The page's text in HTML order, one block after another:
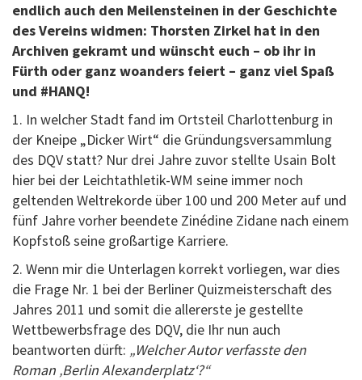
endlich auch den Meilensteinen in der Geschichte
des Vereins widmen: Thorsten Zirkel hat in den
Archiven gekramt und wünscht euch – ob ihr in
Fürth oder ganz woanders feiert – ganz viel Spaß
und #HANQ!
1. In welcher Stadt fand im Ortsteil Charlottenburg in
der Kneipe „Dicker Wirt“ die Gründungsversammlung
des DQV statt? Nur drei Jahre zuvor stellte Usain Bolt
hier bei der Leichtathletik-WM seine immer noch
geltenden Weltrekorde über 100 und 200 Meter auf und
fünf Jahre vorher beendete Zinédine Zidane nach einem
Kopfstoß seine großartige Karriere.
2. Wenn mir die Unterlagen korrekt vorliegen, war dies
die Frage Nr. 1 bei der Berliner Quizmeisterschaft des
Jahres 2011 und somit die allererste je gestellte
Wettbewerbsfrage des DQV, die Ihr nun auch
beantworten dürft: „Welcher Autor verfasste den
Roman ‚Berlin Alexanderplatz‘?“